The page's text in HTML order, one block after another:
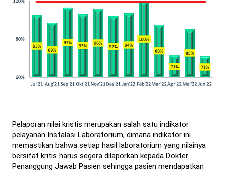
Pelaporan nilai kristis merupakan salah satu indikator
pelayanan Instalasi Laboratorium, dimana indikator ini
memastikan bahwa setiap hasil laboratorium yang nilainya
bersifat kritis harus segera dilaporkan kepada Dokter
Penanggung Jawab Pasien sehingga pasien mendapatkan